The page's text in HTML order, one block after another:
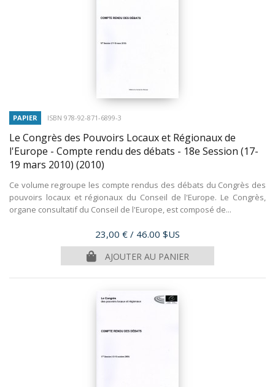
PAPIER ISBN 978-92-871-6899-3
Le Congrès des Pouvoirs Locaux et Régionaux de
l'Europe - Compte rendu des débats - 18e Session (17-
19 mars 2010) (2010)
Ce volume regroupe les compte rendus des débats du Congrès des
pouvoirs locaux et régionaux du Conseil de l'Europe. Le Congrès,
organe consultatif du Conseil de l'Europe, est composé de...
Prix
23,00 € / 46.00 $US
AJOUTER AU PANIER